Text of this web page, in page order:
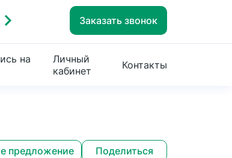
Заказать звонок
на
Личный
кабинет
Контакты
предложение Поделиться